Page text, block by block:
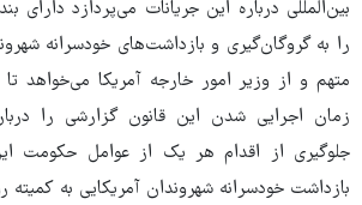
بین‌المللی درباره این جریانات می‌پردازد دارای
را به گروگان‌گیری و بازداشت‌های خودسرانه
زمان اجرایی شدن این قانون گزارشی را
جلوگیری از اقدام هر یک از عوامل حکومت
بازداشت خودسرانه شهروندان آمریکایی به